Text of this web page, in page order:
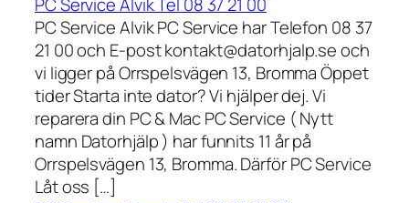
PC Service Alvik Tel 08 37 21 00
PC Service Alvik PC Service har Telefon 08 37
21 00 och E-post kontakt@datorhjalp.se och
vi ligger på Orrspelsvägen 13, Bromma Öppet
tider Starta inte dator? Vi hjälper dej. Vi
reparera din PC & Mac PC Service ( Nytt
namn Datorhjälp ) har funnits 11 år på
Orrspelsvägen 13, Bromma. Därför PC Service
Låt oss […]